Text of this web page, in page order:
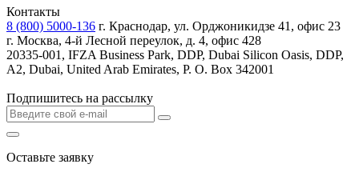
Контакты
8 (800) 5000-136 г. Краснодар, ул. Орджоникидзе 41, офис 23
г. Москва, 4-й Лесной переулок, д. 4, офис 428
20335-001, IFZA Business Park, DDP, Dubai Silicon Oasis, DDP,
A2, Dubai, United Arab Emirates, P. O. Box 342001
Подпишитесь на рассылку
Оставьте заявку